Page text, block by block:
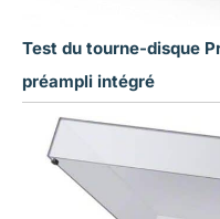
Test du tourne-disque
préampli intégré